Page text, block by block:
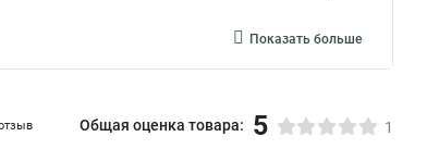
Показать больше
Общая оценка товара: 5 1